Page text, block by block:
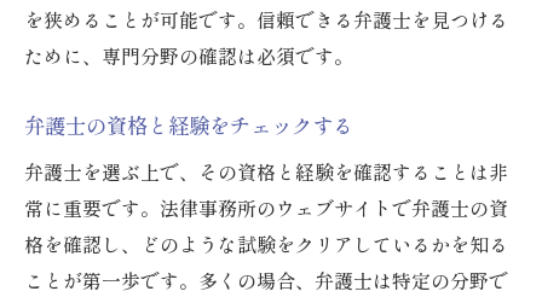
を狭めることが可能です。信頼できる弁護士を見つける
ために、専門分野の確認は必須です。
弁護士の資格と経験をチェックする
弁護士を選ぶ上で、その資格と経験を確認することは非
常に重要です。法律事務所のウェブサイトで弁護士の資
格を確認し、どのような試験をクリアしているかを知る
ことが第一歩です。多くの場合、弁護士は特定の分野で